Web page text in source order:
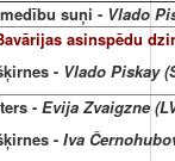
suņi - Vlado
asinspēdu
- Vlado Piskay
- Evija Zvaigzne
- Iva